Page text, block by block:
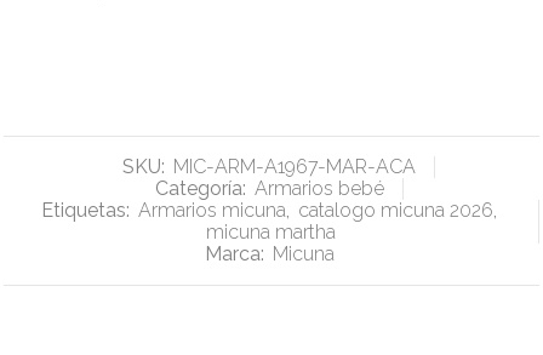
SKU: MIC-ARM-A1967-MAR-ACA
Categoría: Armarios bebé
Etiquetas: Armarios micuna, catalogo micuna 2026,
micuna martha
Marca: Micuna